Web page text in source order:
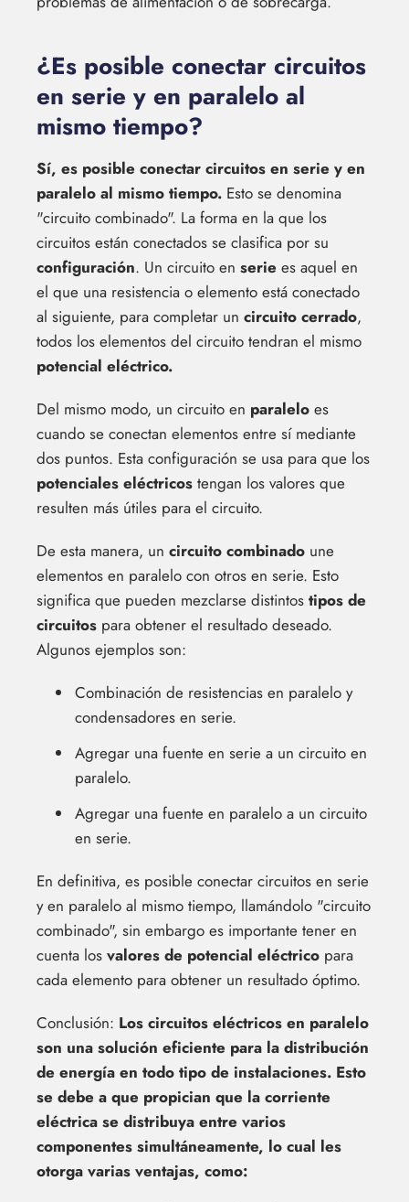
¿Es posible conectar circuitos
en serie y en paralelo al
mismo tiempo?
Sí, es posible conectar circuitos en serie y en
paralelo al mismo tiempo. Esto se denomina
"circuito combinado". La forma en la que los
circuitos están conectados se clasifica por su
configuración. Un circuito en serie es aquel en
el que una resistencia o elemento está conectado
al siguiente, para completar un circuito cerrado,
todos los elementos del circuito tendran el mismo
potencial eléctrico.
Del mismo modo, un circuito en paralelo es
cuando se conectan elementos entre sí mediante
dos puntos. Esta configuración se usa para que los
potenciales eléctricos tengan los valores que
resulten más útiles para el circuito.
De esta manera, un circuito combinado une
elementos en paralelo con otros en serie. Esto
significa que pueden mezclarse distintos tipos de
circuitos para obtener el resultado deseado.
Algunos ejemplos son:
Combinación de resistencias en paralelo y
condensadores en serie.
Agregar una fuente en serie a un circuito en
paralelo.
Agregar una fuente en paralelo a un circuito
en serie.
En definitiva, es posible conectar circuitos en serie
y en paralelo al mismo tiempo, llamándolo "circuito
combinado", sin embargo es importante tener en
cuenta los valores de potencial eléctrico para
cada elemento para obtener un resultado óptimo.
Conclusión: Los circuitos eléctricos en paralelo
son una solución eficiente para la distribución
de energía en todo tipo de instalaciones. Esto
se debe a que propician que la corriente
eléctrica se distribuya entre varios
componentes simultáneamente, lo cual les
otorga varias ventajas, como: